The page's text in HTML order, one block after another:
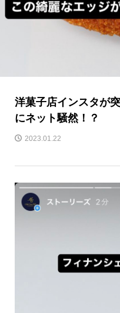
洋菓子店インスタが
にネット騒然！？
2023.01.22